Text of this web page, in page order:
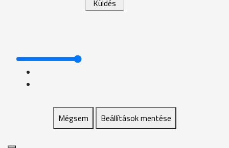
Mégsem Beállítások mentése